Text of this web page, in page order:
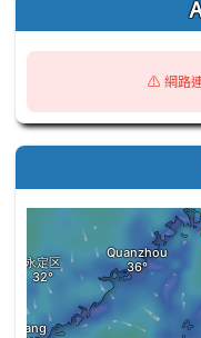
⚠️ 網路